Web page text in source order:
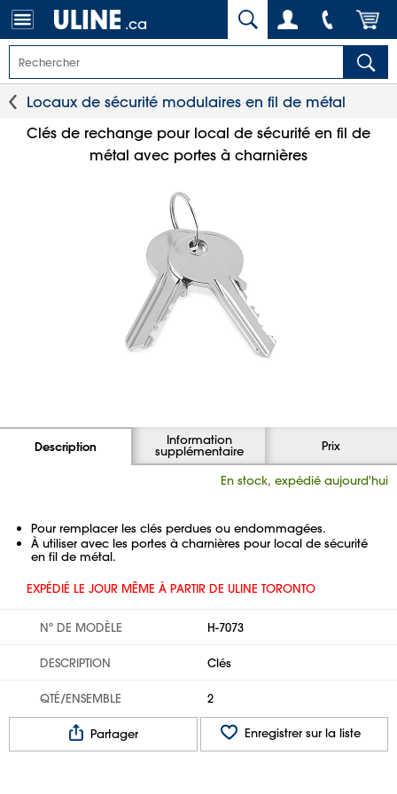
.ca
Locaux de sécurité modulaires en fil de métal
Clés de rechange pour local de sécurité en fil de
métal avec portes à charnières
Description Information
supplémentaire Prix
En stock, expédié aujourd'hui
Pour remplacer les clés perdues ou endommagées.
À utiliser avec les portes à charnières pour local de sécurité
en fil de métal.
EXPÉDIÉ LE JOUR MÊME À PARTIR DE ULINE TORONTO
Nº DE MODÈLE H-7073
DESCRIPTION Clés
QTÉ/ENSEMBLE 2
Partager Enregistrer sur la liste